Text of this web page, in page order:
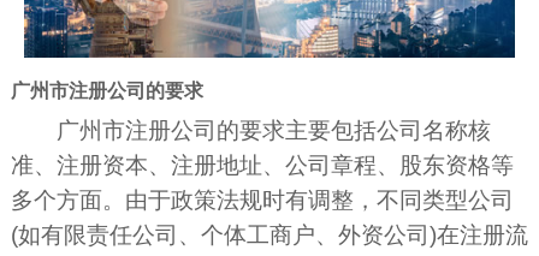
广州市注册公司的要求
广州市注册公司的要求主要包括公司名称核
准、注册资本、注册地址、公司章程、股东资格等
多个方面。由于政策法规时有调整，不同类型公司
(如有限责任公司、个体工商户、外资公司)在注册流